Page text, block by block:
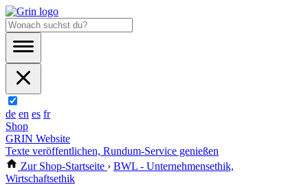
de en es fr
Shop
GRIN Website
Texte veröffentlichen, Rundum-Service genießen
Zur Shop-Startseite › BWL - Unternehmensethik,
Wirtschaftsethik